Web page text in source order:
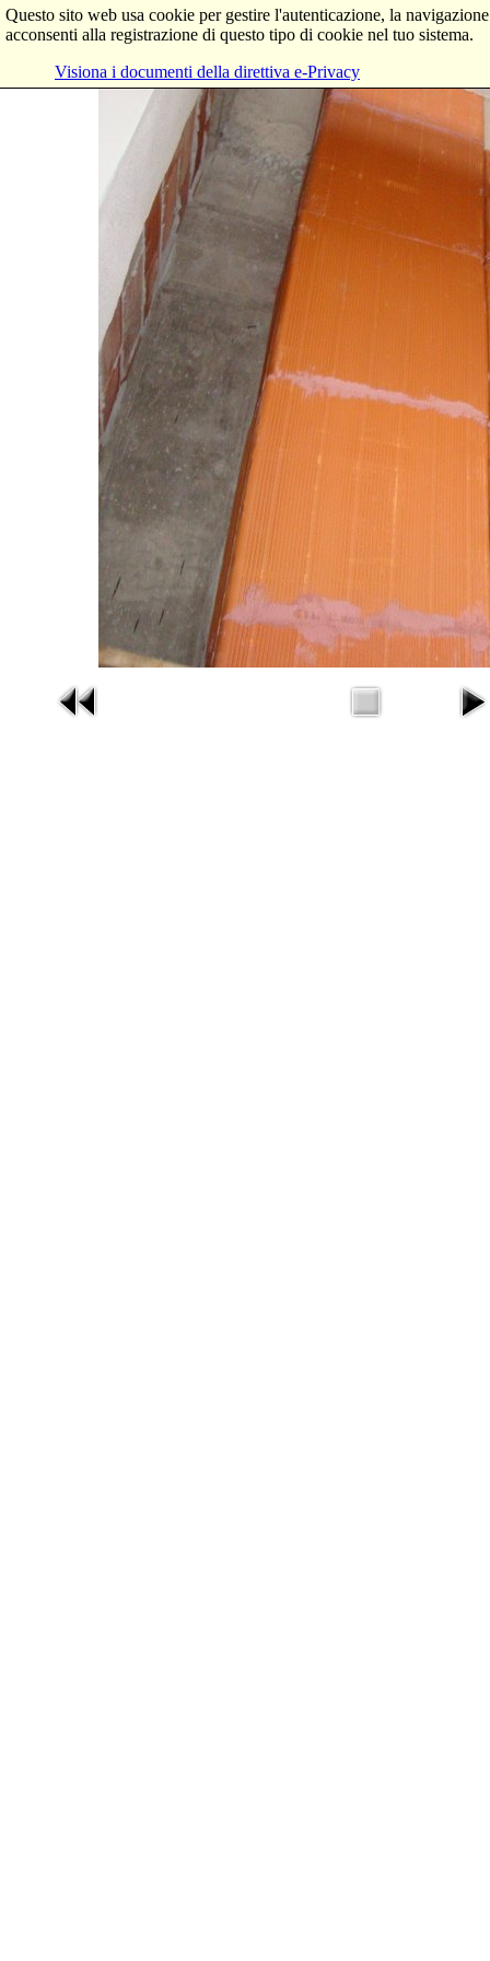
Questo sito web usa cookie per gestire l'autenticazione, la
acconsenti alla registrazione di questo tipo di cookie nel tuo sistema.
Visiona i documenti della direttiva e-Privacy